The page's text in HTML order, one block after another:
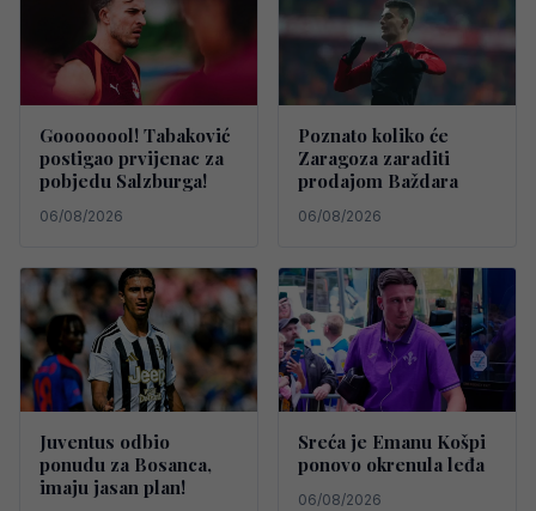
Goooooool! Tabaković
postigao prvijenac za
pobjedu Salzburga!
06/08/2026
Poznato koliko će
Zaragoza zaraditi
prodajom Baždara
06/08/2026
Juventus odbio
ponudu za Bosanca,
imaju jasan plan!
Sreća je Emanu Košpi
ponovo okrenula leđa
06/08/2026